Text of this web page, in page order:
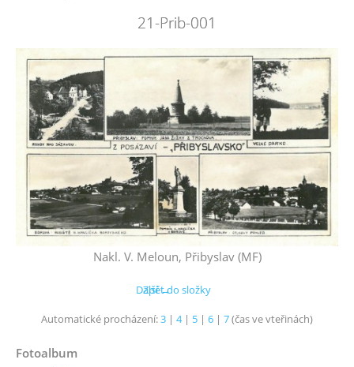
21-Prib-001
Nakl. V. Meloun, Přibyslav (MF)
Další →
Zpět do složky
Automatické procházení:3 | 4| 5 | 6 | 7(čas ve vteřinách)
Fotoalbum